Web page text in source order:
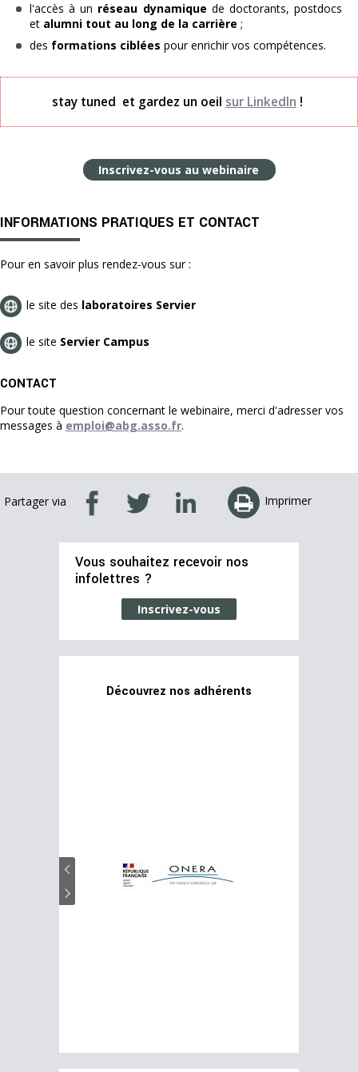
l'accès à un réseau dynamique de doctorants, postdocs
et alumni tout au long de la carrière ;
des formations ciblées pour enrichir vos compétences.
stay tuned et gardez un oeil sur LinkedIn !
Inscrivez-vous au webinaire
INFORMATIONS PRATIQUES ET CONTACT
Pour en savoir plus rendez-vous sur :
le site des laboratoires Servier
le site Servier Campus
CONTACT
Pour toute question concernant le webinaire, merci d'adresser vos
messages à emploi@abg.asso.fr.
Partager via Imprimer
Vous souhaitez recevoir nos
infolettres ?
Inscrivez-vous
Découvrez nos adhérents